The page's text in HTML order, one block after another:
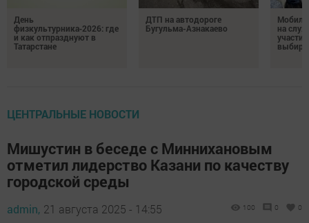
День
физкультурника‑2026: где
и как отпразднуют в
Татарстане
ДТП на автодороге
Бугульма-Азнакаево
на
ЦЕНТРАЛЬНЫЕ НОВОСТИ
Мишустин в беседе с Миннихановым
отметил лидерство Казани по качеству
городской среды
admin, 21 августа 2025 - 14:55 100 0 0